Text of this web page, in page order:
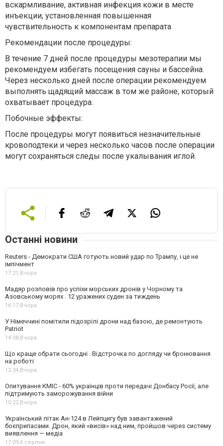
вскармливание, активная инфекция кожи в месте
инъекции, установленная повышенная
чувствительность к компонентам препарата
Рекомендации после процедуры:
В течение 7 дней после процедуры мезотерапии мы
рекомендуем избегать посещения сауны и бассейна.
Через несколько дней после операции рекомендуем
выполнять щадящий массаж в том же районе, который
охватывает процедура.
Побочные эффекты:
После процедуры могут появиться незначительные
кровоподтеки и через несколько часов после операции
могут сохраняться следы после укалывания иглой.
Останні новини
Reuters - Демократи США готують новий удар по Трампу, і це не
імпічмент
17:21,Вчора
Мадяр розповів про успіхи морських дронів у Чорному та
Азовському морях . 12 уражених суден за тиждень
16:17,Вчора
У Німеччині помітили підозрілі дрони над базою, де ремонтують
Patriot
14:08,Вчора
Що краще обрати сьогодні . Відстрочка по догляду чи бронювання
на роботі
12:34,Вчора
Опитування КМІС - 60% українців проти передачі Донбасу Росії, але
підтримують заморожування війни
10:22,Вчора
Український літак Ан-124 в Лейпцигу був завантажений
боєприпасами. Дрон, який «висів» над ним, пройшов через систему
виявлення — медіа
17:09,6 серпня